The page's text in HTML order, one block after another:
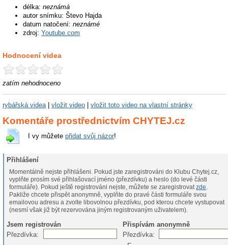
délka: neznámá
autor snímku: Števo Hajda
datum natočení: neznámé
zdroj: Youtube.com
Hodnocení videa
zatím nehodnoceno
rybářská videa| vložit video vložit toto video na vlastní stránky
Komentáře prostřednictvím CHYTEJ.cz
I vy můžete přidat svůj názor!
Přihlášení
Momentálně nejste přihlášeni. Pokud jste zaregistrováni do Klubu Chytej.cz,
vyplňte prosím své přihlašovací jméno (přezdívku) a heslo (do levé části
formuláře). Pokud ještě registrováni nejste, můžete se zaregistrovatzde.
Pakliže chcete přispět anonymně, vyplňte do pravé části formuláře svou
emailovou adresu a zvolte libovolnou přezdívku, pod kterou chcete vystupovat
(nesmí však již být rezervována jiným registrovaným uživatelem).
Jsem registrován
Přispívám anonymně
Přezdívka:
Přezdívka: